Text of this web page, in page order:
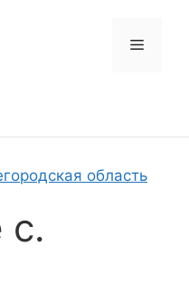
Меню
область